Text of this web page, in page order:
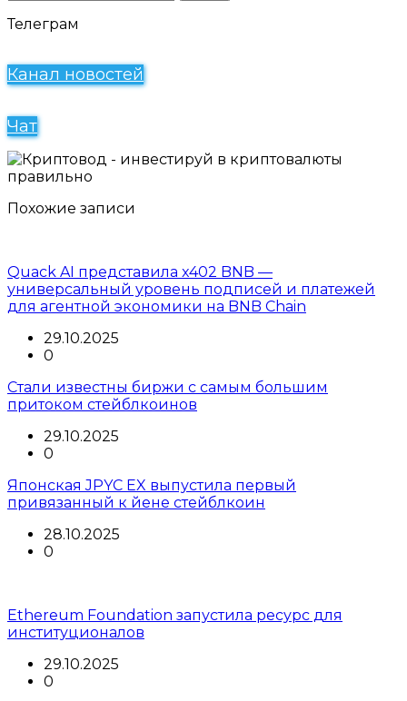
Телеграм
Канал новостей
Чат
Похожие записи
Quack AI представила x402 BNB —
универсальный уровень подписей и платежей
для агентной экономики на BNB Chain
29.10.2025
0
Стали известны биржи с самым большим
притоком стейблкоинов
29.10.2025
0
Японская JPYC EX выпустила первый
привязанный к йене стейблкоин
28.10.2025
0
Ethereum Foundation запустила ресурс для
институционалов
29.10.2025
0